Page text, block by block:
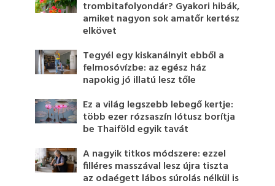
trombitafolyondár? Gyakori hibák,
amiket nagyon sok amatőr kertész
elkövet
Tegyél egy kiskanálnyit ebből a
felmosóvízbe: az egész ház
napokig jó illatú lesz tőle
Ez a világ legszebb lebegő kertje:
több ezer rózsaszín lótusz borítja
be Thaiföld egyik tavát
A nagyik titkos módszere: ezzel
filléres masszával lesz újra tiszta
az odaégett lábos súrolás nélkül is